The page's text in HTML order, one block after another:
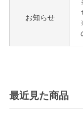
お知らせ
最近見た商品